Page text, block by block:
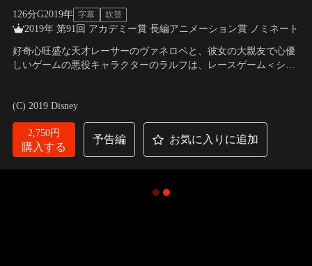
126分G2019年 字幕 吹替
2019年 第91回 アカデミー賞 長編アニメーション賞 ノミネート
好奇心旺盛な天才レーサーのヴァネロペと、彼女の大親友で心優
しいゲームの悪役キャラクターのラルフは、レースゲーム＜シュ
出会えるなど、何でもありで何でも叶う夢のような世界だが、思
いもよらぬ危険も潜んでいて…。
(C) 2019 Disney
2,750円
購入する
予告編 お気に入りに追加